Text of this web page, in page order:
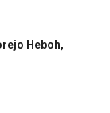
Heboh,